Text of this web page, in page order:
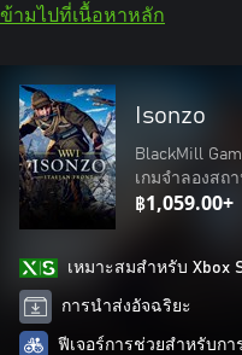
ข้ามไปที่เนื้อหาหลัก
Isonzo
BlackMill
เกมจำลองสถ
฿1,059.00+
เหมาะสมสําหรับ Xbox
การนำส่งอัจฉริยะ
ฟีเจอร์การช่วยสำหรับกา